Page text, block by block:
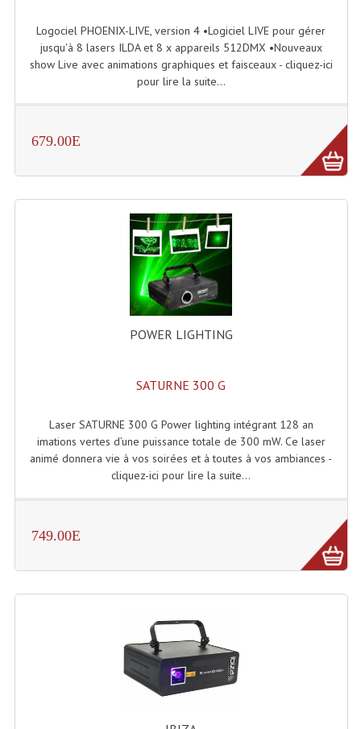
PLAN ACCES, LES HORAIRES
CRÉER UN COMPTE
Logociel PHOENIX-LIVE, version 4 •Logiciel LIVE pour gérer
jusqu'à 8 lasers ILDA et 8 x appareils 512DMX •Nouveaux
show Live avec animations graphiques et faisceaux - cliquez-ici
pour lire la suite...
679.00E
POWER LIGHTING
SATURNE 300 G
Laser SATURNE 300 G Power lighting intégrant 128 an
imations vertes d’une puissance totale de 300 mW. Ce laser
animé donnera vie à vos soirées et à toutes à vos ambiances -
cliquez-ici pour lire la suite...
749.00E